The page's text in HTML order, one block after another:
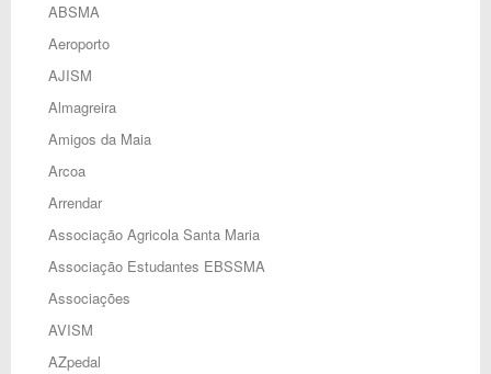
ABSMA
Aeroporto
AJISM
Almagreira
Amigos da Maia
Arcoa
Arrendar
Associação Agricola Santa Maria
Associação Estudantes EBSSMA
Associações
AVISM
AZpedal